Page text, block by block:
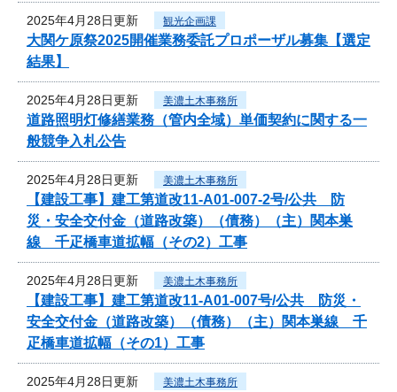
2025年4月28日更新 観光企画課
大関ケ原祭2025開催業務委託プロポーザル募集【選定
結果】
2025年4月28日更新 美濃土木事務所
道路照明灯修繕業務（管内全域）単価契約に関する一
般競争入札公告
2025年4月28日更新 美濃土木事務所
【建設工事】建工第道改11-A01-007-2号/公共 防
災・安全交付金（道路改築）（債務）（主）関本巣
線 千疋橋車道拡幅（その2）工事
2025年4月28日更新 美濃土木事務所
【建設工事】建工第道改11-A01-007号/公共 防災・
安全交付金（道路改築）（債務）（主）関本巣線 千
疋橋車道拡幅（その1）工事
2025年4月28日更新 美濃土木事務所